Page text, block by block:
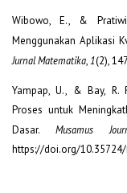
Wibowo, E., &
Menggunakan Aplikasi
Jurnal Matematika, 1(2),
Yampap, U., & Bay, R.
Proses untuk
Dasar. Musamus
https://doi.org/